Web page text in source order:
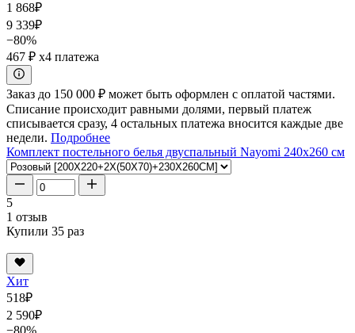
1 868₽
9 339₽
−80%
467 ₽ x4 платежа
Заказ до 150 000 ₽ может быть оформлен с оплатой частями.
Списание происходит равными долями, первый платеж
списывается сразу, 4 остальных платежа вносится каждые две
недели. Подробнее
Комплект постельного белья двуспальный Nayomi 240x260 см
5
1 отзыв
Купили 35 раз
Хит
518₽
2 590₽